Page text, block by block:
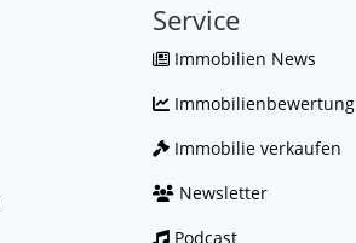
Service
Immobilien News
Immobilienbewertung
Immobilie verkaufen
Newsletter
Podcast